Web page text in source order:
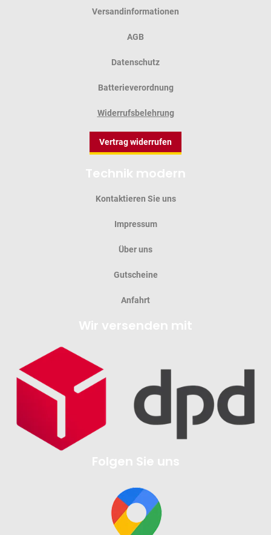
Versandinformationen
AGB
Datenschutz
Batterieverordnung
Widerrufsbelehrung
Vertrag widerrufen
Kontaktieren Sie uns
Impressum
Über uns
Gutscheine
Anfahrt